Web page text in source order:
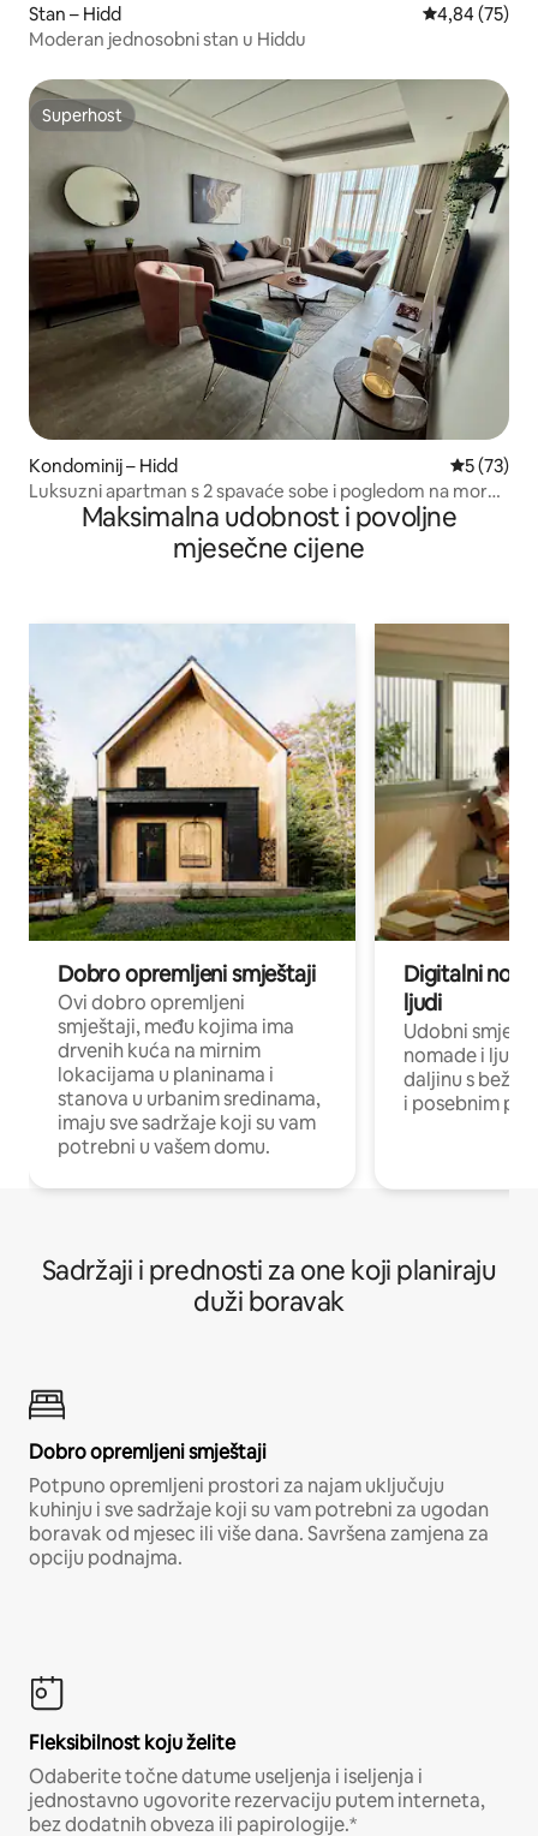
Stan – Hidd Prosječna
4,84 (75)
Moderan jednosobni stan u Hiddu
Superhost
Superhost
Kondominij – Hidd Prosječna
5 (73)
Luksuzni apartman s 2 spavaće sobe i pogledom na more |
Balkon | Bazen, teretana i kino
Maksimalna udobnost i povoljne
mjesečne cijene
Dobro opremljeni smještaji
Ovi dobro opremljeni
smještaji, među kojima ima
drvenih kuća na mirnim
lokacijama u planinama i
stanova u urbanim sredinama,
imaju sve sadržaje koji su vam
potrebni u vašem domu.
Digitalni
ljudi
Udobni
nomade i ljude
daljinu s
i posebnim
Sadržaji i prednosti za one koji planiraju
duži boravak
Dobro opremljeni smještaji
Potpuno opremljeni prostori za najam uključuju
kuhinju i sve sadržaje koji su vam potrebni za ugodan
boravak od mjesec ili više dana. Savršena zamjena za
opciju podnajma.
Fleksibilnost koju želite
Odaberite točne datume useljenja i iseljenja i
jednostavno ugovorite rezervaciju putem interneta,
bez dodatnih obveza ili papirologije.*